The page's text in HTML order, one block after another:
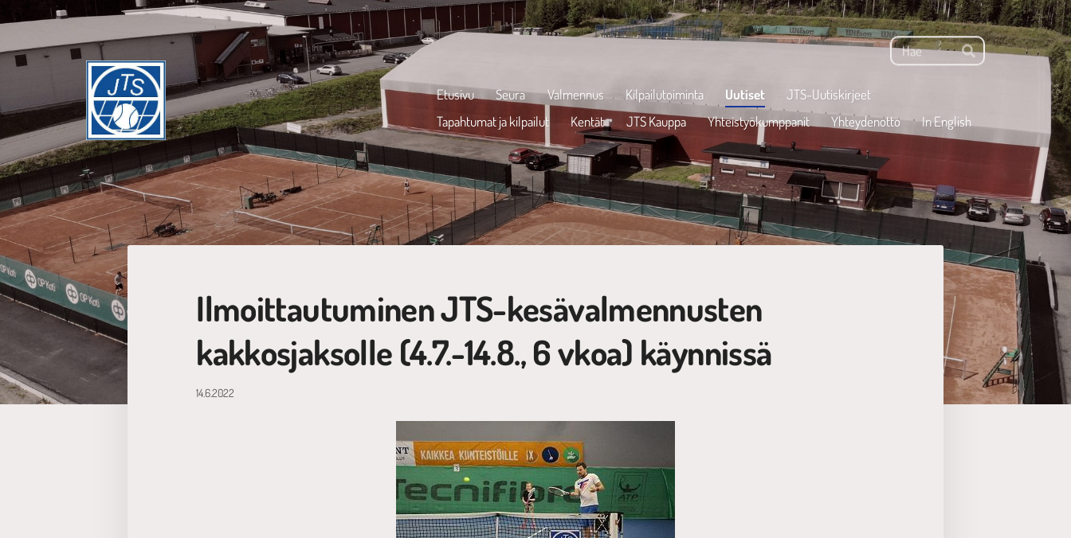
Siirry
sisältöön
Haku
Hae
Jyväskylän Tennisseura ry
Etusivu Seura Valmennus Kilpailutoiminta Uutiset
JTS-Uutiskirjeet
Tapahtumat ja kilpailut
Kentät JTS Kauppa Yhteistyökumppanit Yhteydenotto In English
Ilmoittautuminen JTS-kesävalmennusten
kakkosjaksolle (4.7.-14.8., 6 vkoa) käynnissä
14.6.2022